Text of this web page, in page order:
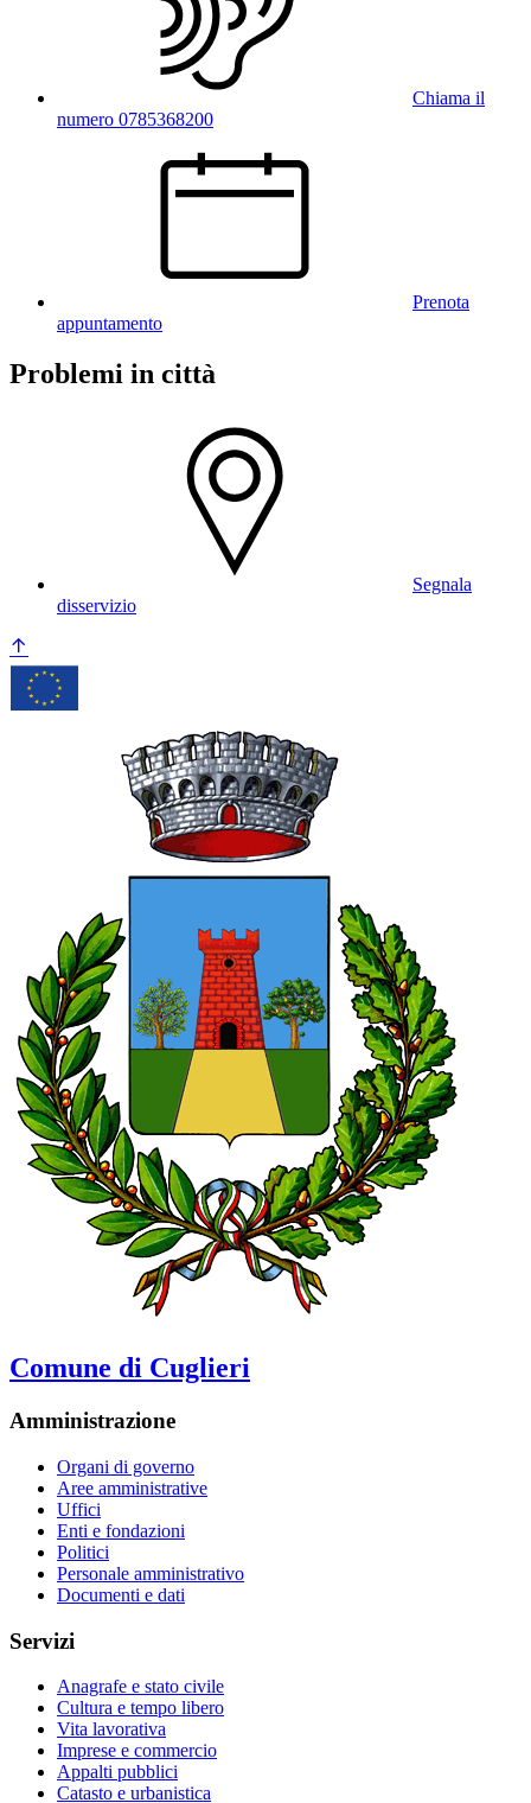
Chiama il
numero 0785368200
Prenota
appuntamento
Problemi in città
Segnala
disservizio
Comune di Cuglieri
Amministrazione
Organi di governo
Aree amministrative
Uffici
Enti e fondazioni
Politici
Personale amministrativo
Documenti e dati
Servizi
Anagrafe e stato civile
Cultura e tempo libero
Vita lavorativa
Imprese e commercio
Appalti pubblici
Catasto e urbanistica